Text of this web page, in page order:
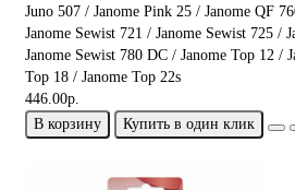
Juno 507 / Janome Pink 25 / Janome QF
Janome Sewist 721 / Janome Sewist 725 /
Janome Sewist 780 DC / Janome Top 12 /
Top 18 / Janome Top 22s
446.00р.
В корзину
Купить в один клик